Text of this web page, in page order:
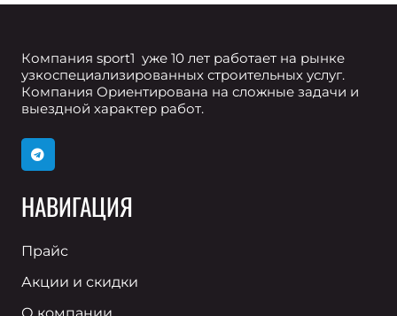
Компания sport1 уже 10 лет работает на рынке
узкоспециализированных строительных услуг.
Компания Ориентирована на сложные задачи и
выездной характер работ.
НАВИГАЦИЯ
Прайс
Акции и скидки